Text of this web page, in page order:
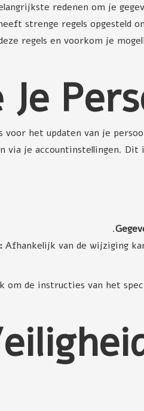
redenen om je
strenge regels opgesteld
regels en voorkom je
Je
voor het updaten van je
via je accountinstellingen.
Afhankelijk van de wijziging
om de instructies van het